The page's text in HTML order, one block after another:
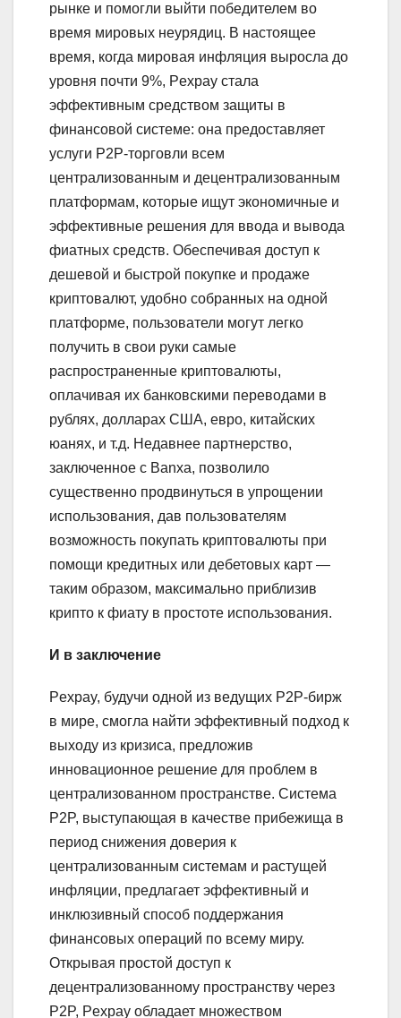
рынке и помогли выйти победителем во
время мировых неурядиц. В настоящее
время, когда мировая инфляция выросла до
уровня почти 9%, Pexpay стала
эффективным средством защиты в
финансовой системе: она предоставляет
услуги P2P-торговли всем
централизованным и децентрализованным
платформам, которые ищут экономичные и
эффективные решения для ввода и вывода
фиатных средств. Обеспечивая доступ к
дешевой и быстрой покупке и продаже
криптовалют, удобно собранных на одной
платформе, пользователи могут легко
получить в свои руки самые
распространенные криптовалюты,
оплачивая их банковскими переводами в
рублях, долларах США, евро, китайских
юанях, и т.д. Недавнее партнерство,
заключенное с Banxa, позволило
существенно продвинуться в упрощении
использования, дав пользователям
возможность покупать криптовалюты при
помощи кредитных или дебетовых карт —
таким образом, максимально приблизив
крипто к фиату в простоте использования.
И в заключение
Pexpay, будучи одной из ведущих P2P-бирж
в мире, смогла найти эффективный подход к
выходу из кризиса, предложив
инновационное решение для проблем в
централизованном пространстве. Система
P2P, выступающая в качестве прибежища в
период снижения доверия к
централизованным системам и растущей
инфляции, предлагает эффективный и
инклюзивный способ поддержания
финансовых операций по всему миру.
Открывая простой доступ к
децентрализованному пространству через
P2P, Pexpay обладает множеством